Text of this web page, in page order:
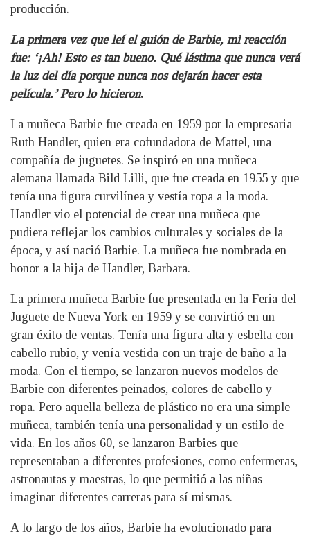
producción.
La primera vez que leí el guión de Barbie, mi reacción
fue: ‘¡Ah! Esto es tan bueno. Qué lástima que nunca verá
la luz del día porque nunca nos dejarán hacer esta
película.’ Pero lo hicieron.
La muñeca Barbie fue creada en 1959 por la empresaria
Ruth Handler, quien era cofundadora de Mattel, una
compañía de juguetes. Se inspiró en una muñeca
alemana llamada Bild Lilli, que fue creada en 1955 y que
tenía una figura curvilínea y vestía ropa a la moda.
Handler vio el potencial de crear una muñeca que
pudiera reflejar los cambios culturales y sociales de la
época, y así nació Barbie. La muñeca fue nombrada en
honor a la hija de Handler, Barbara.
La primera muñeca Barbie fue presentada en la Feria del
Juguete de Nueva York en 1959 y se convirtió en un
gran éxito de ventas. Tenía una figura alta y esbelta con
cabello rubio, y venía vestida con un traje de baño a la
moda. Con el tiempo, se lanzaron nuevos modelos de
Barbie con diferentes peinados, colores de cabello y
ropa. Pero aquella belleza de plástico no era una simple
muñeca, también tenía una personalidad y un estilo de
vida. En los años 60, se lanzaron Barbies que
representaban a diferentes profesiones, como enfermeras,
astronautas y maestras, lo que permitió a las niñas
imaginar diferentes carreras para sí mismas.
A lo largo de los años, Barbie ha evolucionado para